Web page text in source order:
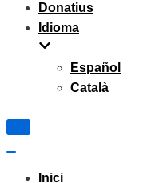
Donatius
Idioma
Español
Català
Navigation
Inici